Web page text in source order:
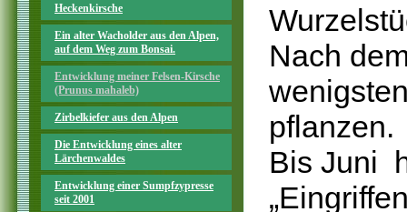
Heckenkirsche
Ein alter Wacholder aus den Alpen,
auf dem Weg zum Bonsai.
Entwicklung meiner Felsen-Kirsche
(Prunus mahaleb)
Zirbelkiefer aus den Alpen
Die Entwicklung eines alter
Lärchenwaldes
Entwicklung einer Sumpfzypresse
seit 2001
Nach
pflanzen.
Bis Juni